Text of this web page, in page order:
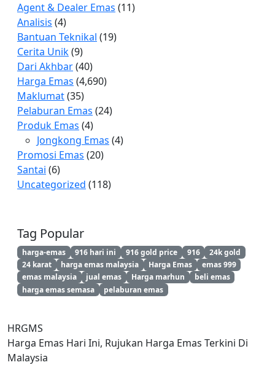
Agent & Dealer Emas (11)
Analisis (4)
Bantuan Teknikal (19)
Cerita Unik(9)
Dari Akhbar(40)
Harga Emas (4,690)
Maklumat(35)
Pelaburan Emas (24)
Produk Emas (4)
Jongkong Emas (4)
Promosi Emas (20)
Santai (6)
Uncategorized (118)
Tag Popular
harga-emas 916 hari ini 916 gold price 916
24k gold
24 karat
harga emas malaysia Harga Emas
emas 999
emas malaysia
jual emas Harga marhun
beli emas
harga emas semasa
pelaburan emas
HRGMS
Harga Emas Hari Ini, Rujukan Harga Emas Terkini Di
Malaysia